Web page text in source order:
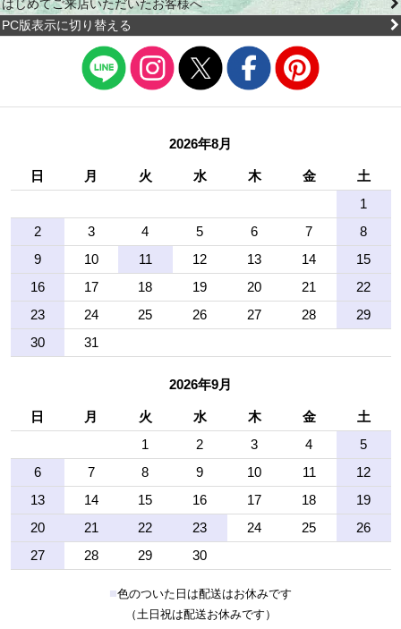
はじめてご来店いただいたお客様へ
PC版表示に切り替える
2026年8月
日 月 火 水 木 金
土
1
2
3 4 5 6 7
8
9
10 11 12 13 14
15
16
17 18 19 20 21
22
23
24 25 26 27 28
29
30
31
2026年9月
日 月 火 水 木 金
土
1
2 3 4
5
6
7 8 9 10 11
12
13
14 15 16 17 18
19
20
21 22 23 24 25
26
27
28 29 30
■色のついた日は配送はお休みです
（土日祝は配送お休みです）